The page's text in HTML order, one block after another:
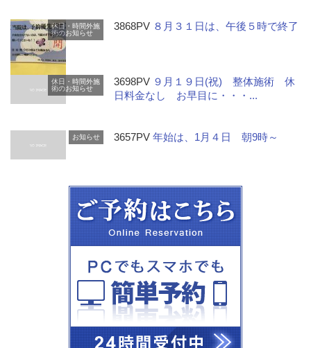
休日・時間外施
術のお知らせ
3868PV ８月３１日は、午後５時で終了
休日・時間外施
術のお知らせ
3698PV ９月１９日(祝) 整体施術 休
日料金なし お早目に・・・...
お知らせ 3657PV年始は、1月４日 朝9時～